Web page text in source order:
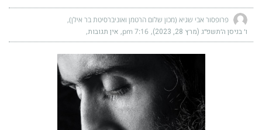
פרופסור אבי שגיא (מכון שלום הרטמן ואוניברסיטת בר אילן)
ו׳ בניסן ה׳תשפ״ג (מרץ 28, 2023) 7:16 pm אין תגובות